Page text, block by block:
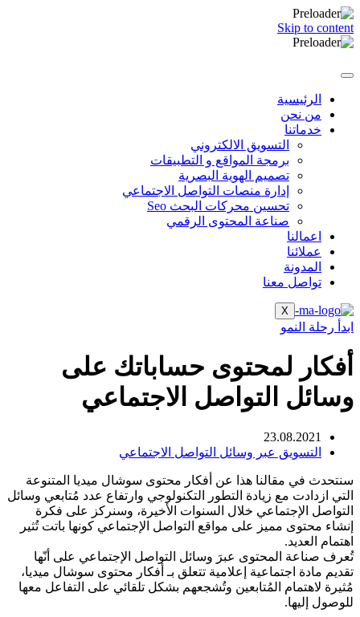
Skip to content
الرئيسية
من نحن
خدماتنا
التسويق الالكتروني
برمجة المواقع و التطبيقات
تصميم الهوية البصرية
إدارة منصات التواصل الاجتماعي
تحسين محركات البحث Seo
صناعة المحتوى الرقمي
اعمالنا
عملائنا
المدونة
تواصل معنا
X
ابدأ رحلة النمو
أفكار لمحتوى حساباتك على
وسائل التواصل الاجتماعي
23.08.2021
التسويق عبر وسائل التواصل الاجتماعي
سنتحدث في مقالنا هذا عن أفكار محتوى سوشال ميديا المتنوعة
التي ازدادت مع زيادة التطور التكنولوجي وارتفاع عدد مُتابعي وسائل
التواصل الإجتماعي خلال السنوات الأخيرة، وسنركز على فكرة
إنشاء محتوى مميز على مواقع التواصل الإجتماعي كونها باتت تُثير
اهتمام العديد.
تُعرف صناعة المحتوى عبرَ وسائل التواصل الإجتماعي على أنّها
تقديم مادة اجتماعية إعلامية تتعلق بـ أفكار محتوى سوشال ميديا،
مُثيرة لاهتمام المُتابعين وتُشجعهم بشكل تلقائي على التفاعل معها
للوصول إليها.